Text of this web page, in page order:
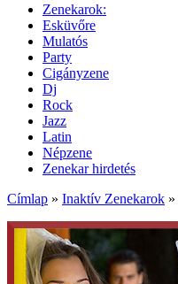
Zenekarok:
Esküvőre
Mulatós
Party
Cigányzene
Dj
Rock
Jazz
Latin
Népzene
Zenekar hirdetés
Címlap » Inaktív Zenekarok »